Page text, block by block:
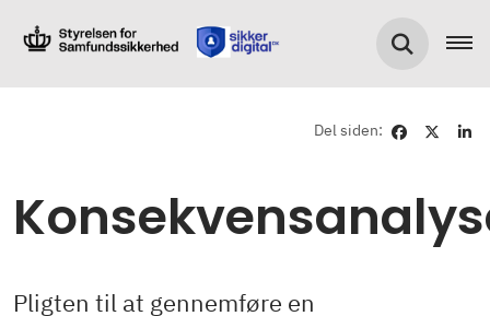
Del siden:
Pligten til at gennemføre en